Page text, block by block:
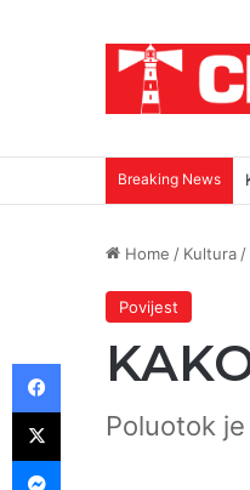
Breaking News
Home / Kultura /
Povijest
Poluotok
Facebook
X
Messenger